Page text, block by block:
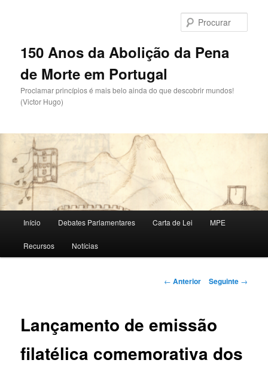
primário150 Anos da Abolição da Pena
de Morte em Portugal
Proclamar princípios é mais belo ainda do que descobrir mundos!
(Victor Hugo)
principal
Início Debates Parlamentares Carta de Lei MPE
Recursos Notícias
Navegação
← Anterior Seguinte →
Lançamento de emissão
filatélica comemorativa dos